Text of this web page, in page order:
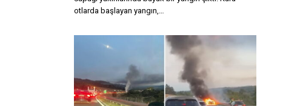
otlarda başlayan yangın,…